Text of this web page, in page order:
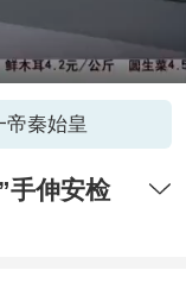
帝秦始皇
手伸安检